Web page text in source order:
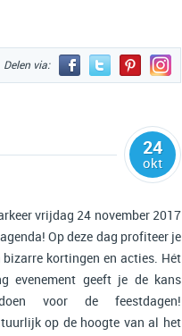
Delen via:
vrijdag 24 november 2017
Op deze dag profiteer je
kortingen en acties. Hét
evenement geeft je de kans
voor de feestdagen!
op de hoogte van al het
24
okt